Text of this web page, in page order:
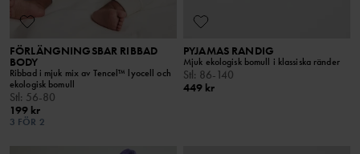
FÖRLÄNGNINGSBAR RIBBAD
BODY
Ribbad i mjuk mix av Tencel™ lyocell och
ekologisk bomull
Stl: 56-80
199 kr
3 FÖR 2
PYJAMAS RANDIG
Mjuk ekologisk bomull i klassiska ränder
Stl: 86-140
449 kr